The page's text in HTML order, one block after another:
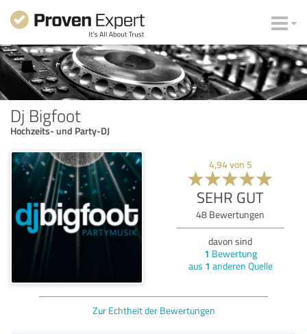
Dj Bigfoot
Hochzeits- und Party-DJ
4,94von 5
SEHR GUT
48 Bewertungen
davon sind
1 Bewertung
aus 1 anderen Quelle
Zur Echtheit der Bewertungen